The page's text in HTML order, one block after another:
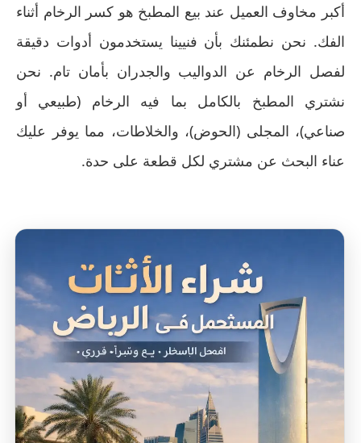
أكبر مخاوف العميل عند بيع المطبخ هو كسر الرخام أثناء
الفك. نحن نطمئنك بأن فنيينا يستخدمون أدوات دقيقة
لفصل الرخام عن الدواليب والجدران بأمان تام. نحن
نشتري المطبخ بالكامل بما فيه الرخام (طبيعي أو
صناعي)، المجلى (الحوض)، والخلاطات، مما يوفر عليك
عناء البحث عن مشتري لكل قطعة على حدة.